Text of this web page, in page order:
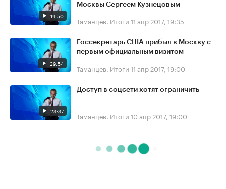
19:50
Москвы Сергеем Кузнецовым
Таманцев. Итоги 11 апр 2017, 19:35
29:54
Госсекретарь США прибыл в Москву с
первым официальным визитом
Таманцев. Итоги 11 апр 2017, 19:00
23:37
Доступ в соцсети хотят ограничить
Таманцев. Итоги 10 апр 2017, 19:00